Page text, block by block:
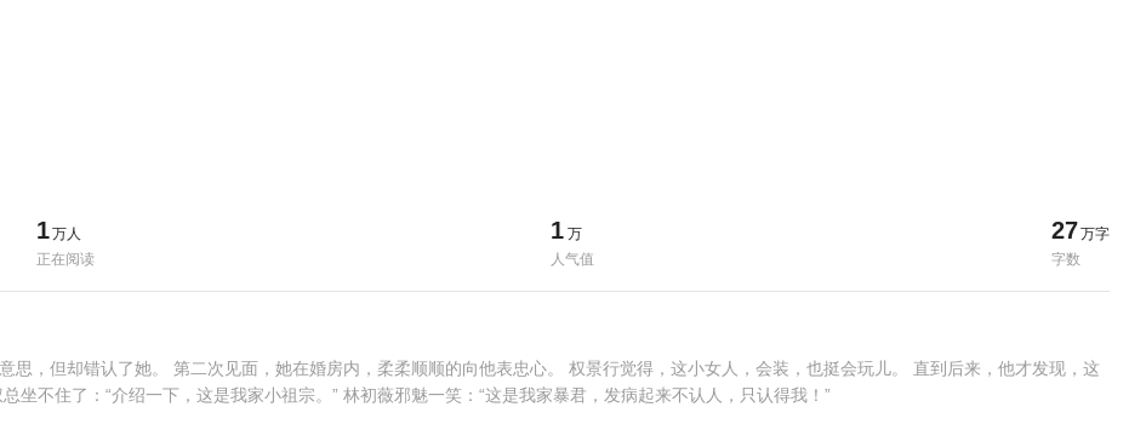
1万人
正在阅读
1 万
人气值
27万字
字数
思，但却错认了她。 第二次见面，她在婚房内，柔柔顺顺的向他表忠心。 权景行觉得，这小女人，会装，也挺会玩儿。 直到后来，他才发现，这
不住了：“介绍一下，这是我家小祖宗。” 林初薇邪魅一笑：“这是我家暴君，发病起来不认人，只认得我！”